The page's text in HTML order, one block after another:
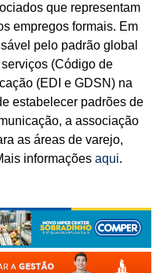
que representam
empregos formais. Em
pelo padrão global
(Código de
(EDI e GDSN) na
estabelecer padrões de
a associação
as áreas de varejo,
informações aqui.